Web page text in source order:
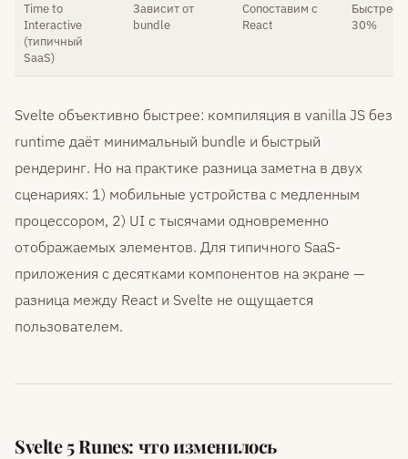
Time to
Interactive
(типичный
SaaS)
Зависит от
bundle
Сопоставим с
React
Быстрее
30%
Svelte объективно быстрее: компиляция в vanilla JS без
runtime даёт минимальный bundle и быстрый
рендеринг. Но на практике разница заметна в двух
сценариях: 1) мобильные устройства с медленным
процессором, 2) UI с тысячами одновременно
отображаемых элементов. Для типичного SaaS-
приложения с десятками компонентов на экране —
разница между React и Svelte не ощущается
пользователем.
Svelte 5 Runes: что изменилось